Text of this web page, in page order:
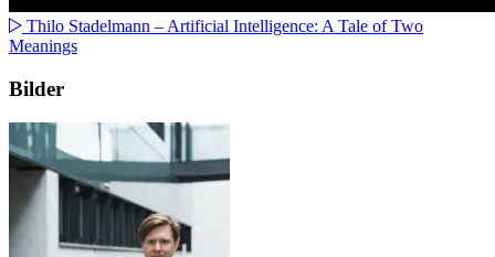
Thilo Stadelmann – Artificial Intelligence: A Tale of Two
Meanings
Bilder